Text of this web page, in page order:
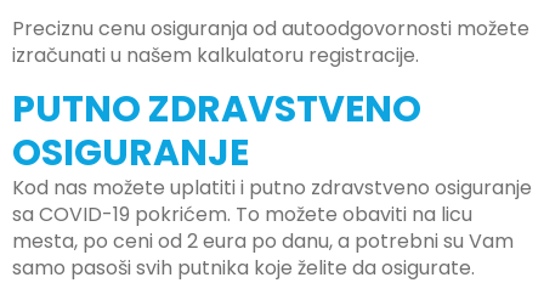
Preciznu cenu osiguranja od autoodgovornosti možete
izračunati u našem kalkulatoru registracije.
PUTNO ZDRAVSTVENO
OSIGURANJE
Kod nas možete uplatiti i putno zdravstveno osiguranje
sa COVID-19 pokrićem. To možete obaviti na licu
mesta, po ceni od 2 eura po danu, a potrebni su Vam
samo pasoši svih putnika koje želite da osigurate.